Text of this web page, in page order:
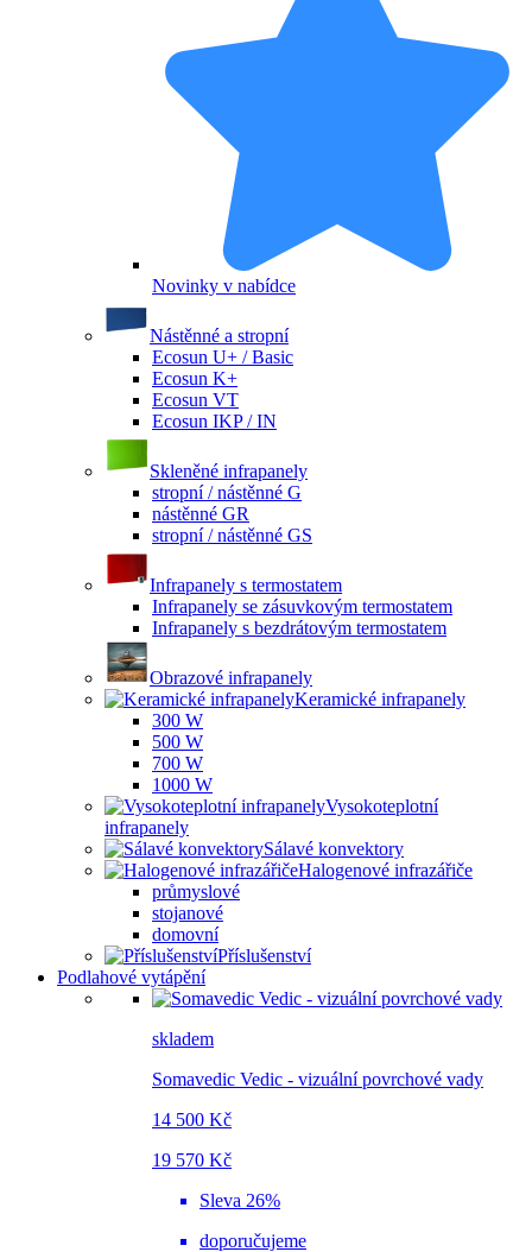
Novinky v nabídce
Nástěnné a stropní
Ecosun U+ / Basic
Ecosun K+
Ecosun VT
Ecosun IKP / IN
Skleněné infrapanely
stropní / nástěnné G
nástěnné GR
stropní / nástěnné GS
Infrapanely s termostatem
Infrapanely se zásuvkovým termostatem
Infrapanely s bezdrátovým termostatem
Obrazové infrapanely
Keramické infrapanely
300 W
500 W
700 W
1000 W
Vysokoteplotní
infrapanely
Sálavé konvektory
Halogenové infrazářiče
průmyslové
stojanové
domovní
Příslušenství
Podlahové vytápění
skladem
Somavedic Vedic - vizuální povrchové vady
14 500 Kč
19 570 Kč
Sleva 26%
doporučujeme